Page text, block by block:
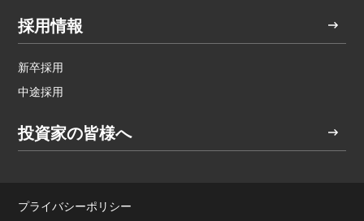
採用情報
新卒採用
中途採用
投資家の皆様へ
プライバシーポリシー